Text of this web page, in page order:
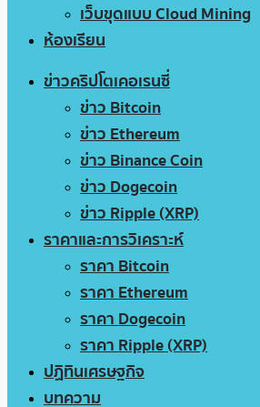
เว็บขุดแบบ Cloud Mining
ห้องเรียน
ข่าวคริปโตเคอเรนซี่
ข่าว Bitcoin
ข่าว Ethereum
ข่าว Binance Coin
ข่าว Dogecoin
ข่าว Ripple (XRP)
ราคาและการวิเคราะห์
ราคา Bitcoin
ราคา Ethereum
ราคา Dogecoin
ราคา Ripple (XRP)
ปฏิทินเศรษฐกิจ
บทความ